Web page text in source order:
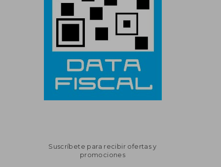
Suscríbete para recibir ofertas y
promociones